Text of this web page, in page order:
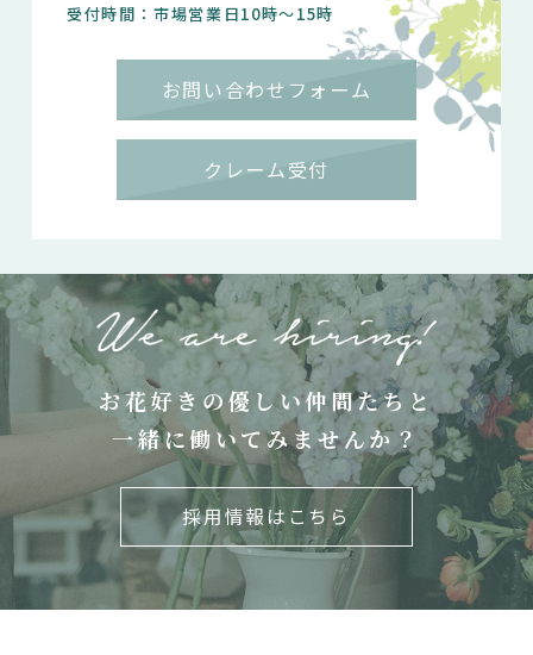
受付時間：市場営業日10時～15時
お問い合わせフォーム
クレーム受付
お花好きの優しい仲間たちと
一緒に働いてみませんか？
採用情報はこちら